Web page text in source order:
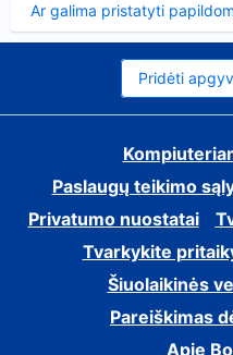
Ar galima pristatyti
Pridėti
Paslaugų teikimo
Privatumo nuostatai
Tvarkykite
Šiuolaikinės
Pareiškimas
Apie